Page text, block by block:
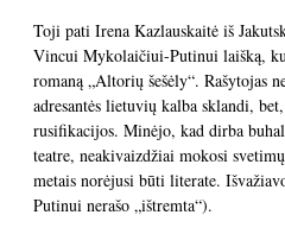
Toji pati Irena Kazlauskaitė iš
Vincui Mykolaičiui-Putinui laišką,
romaną „Altorių šešėly“. Rašytojas
adresantės lietuvių kalba sklandi,
rusifikacijos. Minėjo, kad dirba
teatre, neakivaizdžiai mokosi
metais norėjusi būti literate.
Putinui nerašo „ištremta“).